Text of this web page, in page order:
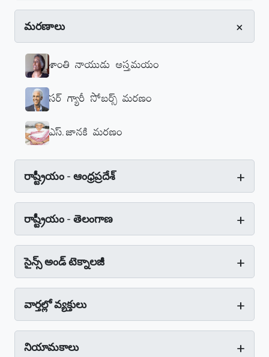
మరణాలు +
శాంతి నాయుడు అస్తమయం
సర్‌ గ్యారీ సోబర్స్‌ మరణం
ఎస్‌.జానకి మరణం
రాష్ట్రీయం - ఆంధ్రప్రదేశ్‌ +
రాష్ట్రీయం - తెలంగాణ +
సైన్స్‌ అండ్‌ టెక్నాలజీ +
వార్తల్లో వ్యక్తులు +
నియామకాలు +